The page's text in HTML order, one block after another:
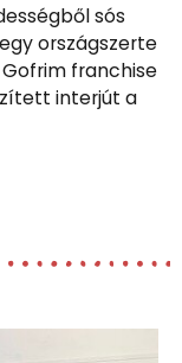
sós
országszerte
franchise
interjút a